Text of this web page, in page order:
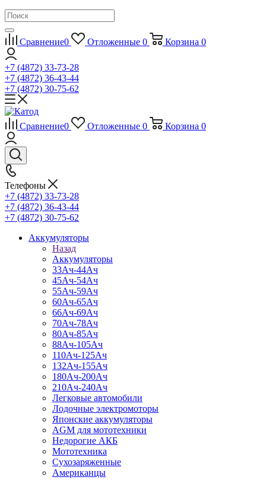
Сравнение0 Отложенные 0 Корзина 0
+7 (4872) 33-73-28
+7 (4872) 36-43-44
+7 (4872) 30-75-62
Сравнение0 Отложенные 0 Корзина 0
Телефоны
+7 (4872) 33-73-28
+7 (4872) 36-43-44
+7 (4872) 30-75-62
Аккумуляторы
Назад
Аккумуляторы
33Ач-44Ач
45Ач-54Ач
55Ач-59Ач
60Ач-65Ач
66Ач-69Ач
70Ач-78Ач
80Ач-85Ач
88Ач-105Ач
110Ач-125Ач
132Ач-155Ач
180Ач-200Ач
210Ач-240Ач
Легковые автомобили
Лодочные электромоторы
Японские аккумуляторы
AGM для мототехники
Недорогие АКБ
Мототехника
Сухозаряженные
Американцы